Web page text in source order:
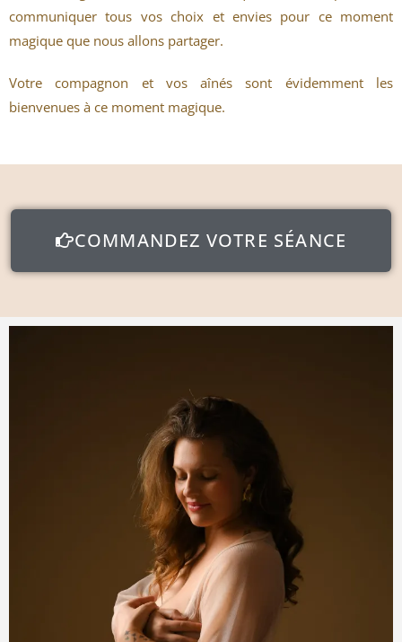
communiquer tous vos choix et envies pour ce moment
magique que nous allons partager.
Votre compagnon et vos aînés sont évidemment les
bienvenues à ce moment magique.
COMMANDEZ VOTRE SÉANCE